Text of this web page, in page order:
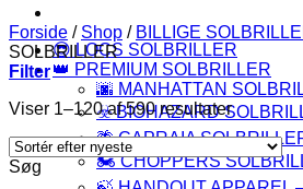
😎 LOCS SOLBRILLER
👑 PREMIUM SOLBRILLER
🌆 MANHATTAN
☣️ BIOHAZARD
🌴 CAPRAIA
🏍️ CHOPPERS
Forside / Shop / BILLIGE
SOLBRILLER
Filter
Viser 1–120 af 590 resultaterSorteret
efter
seneste
Søg